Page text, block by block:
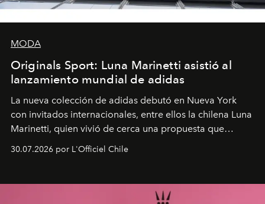
MODA
Originals Sport: Luna Marinetti asistió al
lanzamiento mundial de adidas
La nueva colección de adidas debutó en Nueva York
con invitados internacionales, entre ellos la chilena Luna
Marinetti, quien vivió de cerca una propuesta que
fusiona moda y rendimiento.
30.07.2026 por L'Officiel Chile